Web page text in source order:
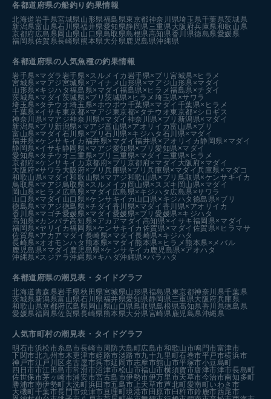
各都道府県の船釣り釣果情報
北海道岩手県宮城県山形県福島県東京都神奈川県埼玉県千葉県茨城県
新潟県富山県石川県福井県愛知県静岡県三重県大阪府兵庫県和歌山県
京都府広島県岡山県山口県鳥取県島根県高知県香川県徳島県愛媛県
福岡県佐賀県長崎県熊本県大分県鹿児島県沖縄県
各都道府県の人気魚種の釣果情報
岩手県×マダラ 岩手県×スルメイカ 岩手県×ブリ宮城県×ヒラメ
宮城県×マアジ宮城県×アイナメ 山形県×マアジ山形県×マダイ
山形県×キジハタ福島県×マダイ福島県×ヒラメ福島県×チダイ
茨城県×マダイ 茨城県×ブリ茨城県×ヒラメ埼玉県×サワラ
埼玉県×タチウオ埼玉県×ホウボウ 千葉県×マダイ 千葉県×ヒラメ
千葉県×イサキ 東京都×マアジ 東京都×タチウオ東京都×シロギス
神奈川県×マアジ神奈川県×マダイ 神奈川県×ブリ 新潟県×マダイ
新潟県×ブリ 新潟県×マアジ富山県×アオリイカ富山県×ブリ
富山県×マダイ 石川県×ブリ石川県×キジハタ 石川県×マダイ
福井県×ケンサキイカ 福井県×マダイ福井県×アオリイカ 静岡県×マダイ
静岡県×イサキ 静岡県×マアジ愛知県×ブリ愛知県×マダイ
愛知県×タチウオ三重県×ブリ 三重県×マダイ 三重県×ヒラメ
京都府×ケンサキイカ 京都府×ブリ 京都府×マダイ 大阪府×マダイ
大阪府×サワラ 大阪府×ブリ兵庫県×ブリ兵庫県×マダイ兵庫県×マダコ
和歌山県×マダイ和歌山県×マアジ和歌山県×ブリ 鳥取県×ケンサキイカ
鳥取県×マアジ鳥取県×スルメイカ 岡山県×スズキ 岡山県×マダイ
岡山県×ヒラメ 広島県×マダイ 広島県×キジハタ 広島県×サワラ
山口県×マダイ 山口県×ケンサキイカ 山口県×キジハタ 徳島県×ブリ
徳島県×マアジ徳島県×チダイ 香川県×マダイ 香川県×アオリイカ
香川県×マゴチ愛媛県×マダイ 愛媛県×ブリ愛媛県×キジハタ
高知県×カンパチ高知県×アカアマダイ 高知県×イサキ福岡県×マダイ
福岡県×ヤリイカ福岡県×ケンサキイカ 佐賀県×マダイ 佐賀県×ヒラマサ
佐賀県×アカアマダイ 長崎県×マダイ長崎県×キジハタ
長崎県×オオモンハタ 熊本県×マダイ 熊本県×ヒラメ 熊本県×メバル
鹿児島県×マダイ 鹿児島県×ケンサキイカ 鹿児島県×アオハタ
沖縄県×スジアラ沖縄県×キハダ沖縄県×バラハタ
各都道府県の潮見表 ・タイドグラフ
北海道青森県岩手県秋田県宮城県山形県福島県東京都神奈川県千葉県
茨城県新潟県富山県石川県福井県愛知県静岡県三重県大阪府兵庫県
和歌山県京都府広島県 岡山県山口県鳥取県島根県高知県香川県徳島県
愛媛県福岡県佐賀県長崎県熊本県大分県宮崎県鹿児島県沖縄県
人気市町村の潮見表・タイドグラフ
明石市浜松市糸島市長崎市周防大島町広島市和歌山市鳴門市富津市
下関市北九州市木更津市姫路市淡路市九十九里町石巻市平戸市横浜市
神戸市江戸川区 名古屋市呉市延岡市志摩市館山市平塚市小豆島町
四日市市江田島市常滑市沼津市松山市福山市横須賀市唐津市津市長島町
佐世保市茅ヶ崎市浦安市宮古島市伊勢市伊万里市天草市今治市南知多町
勝浦市南伊勢町大洗町浜田市五島市 上天草市芦北町愛南町いわき市
大磯町千葉市長門市焼津市亘理町境港市 田原市 臼杵市鈴鹿市西尾市